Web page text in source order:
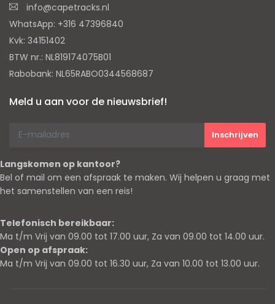
info@capetracks.nl
WhatsApp: +316 47396840
Kvk: 34151402
BTW nr.: NL819174075B01
Rabobank: NL65RABO0344568687
Meld u aan voor de nieuwsbrief!
Langskomen op kantoor?
Bel of mail om een afspraak te maken. Wij helpen u graag met
het samenstellen van een reis!
Telefonisch bereikbaar:
Ma t/m Vrij van 09.00 tot 17.00 uur, Za van 09.00 tot 14.00 uur.
Open op afspraak:
Ma t/m Vrij van 09.00 tot 16.30 uur, Za van 10.00 tot 13.00 uur.